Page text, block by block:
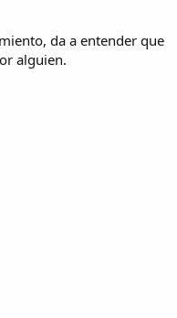
da a entender que
alguien.